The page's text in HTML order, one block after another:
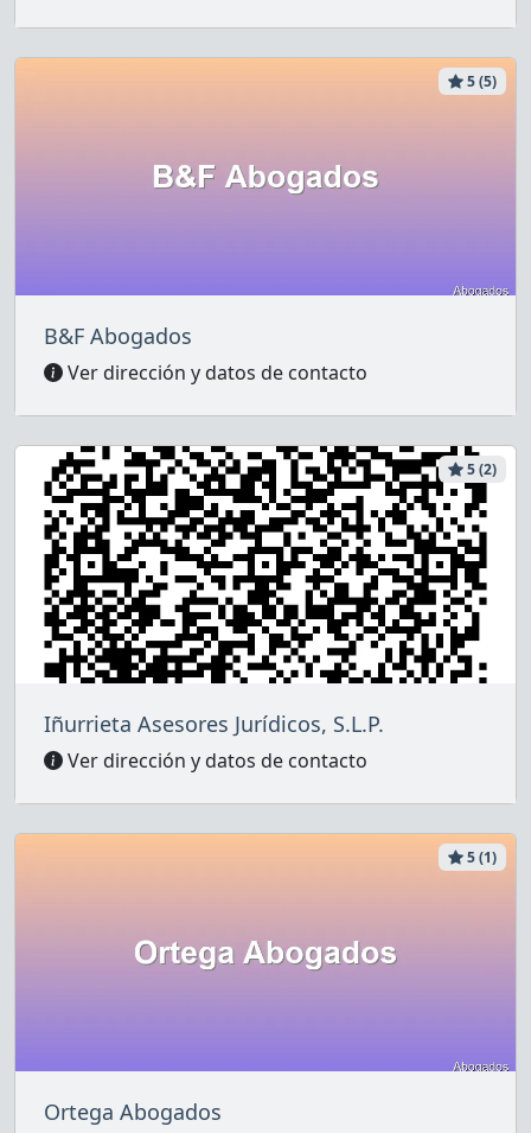
5 (5)
B&F Abogados
Ver dirección y datos de contacto
5 (2)
Iñurrieta Asesores Jurídicos, S.L.P.
Ver dirección y datos de contacto
5 (1)
Ortega Abogados